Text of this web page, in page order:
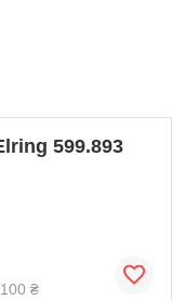
599.893
₴